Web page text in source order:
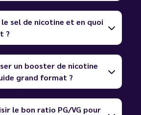
le sel de nicotine et en quoi
?
un booster de nicotine
grand format ?
le bon ratio PG/VG pour